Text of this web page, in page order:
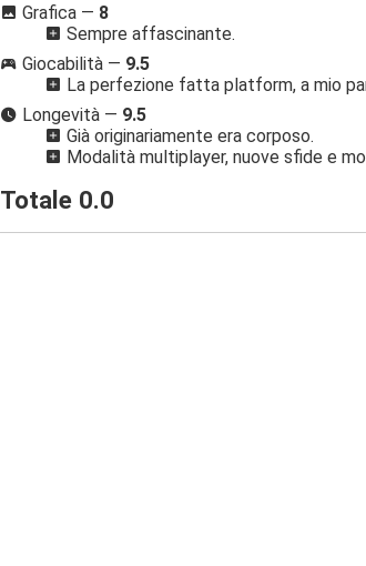
Grafica — 8
Sempre affascinante.
Giocabilità — 9.5
La perfezione fatta platform, a mio
Longevità — 9.5
Già originariamente era corposo.
Modalità multiplayer, nuove sfide e
Totale 0.0